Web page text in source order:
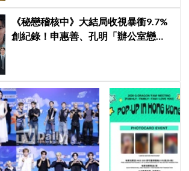
《秘戀稽核中》大結局收視暴衝9.7%
創紀錄！申惠善、孔明「辦公室戀